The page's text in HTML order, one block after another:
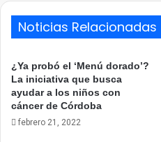
Noticias Relacionadas
¿Ya probó el ‘Menú dorado’?
La iniciativa que busca
ayudar a los niños con
cáncer de Córdoba
febrero 21, 2022